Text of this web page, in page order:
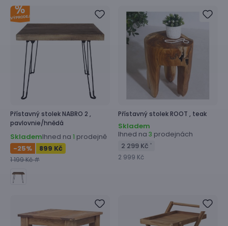
Přístavný stolekNABRO 2 ,
pavlovnie/hnědá
SklademIhned na 1 prodejně
-25% 899 Kč
1 199 Kč #
Přístavný stolekROOT , teak
Skladem
Ihned na 3 prodejnách
2 299 Kč *
2 999 Kč